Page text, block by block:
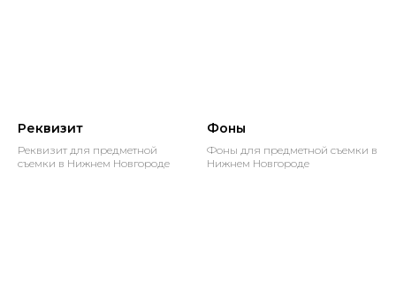
Реквизит
Реквизит для предметной
съемки в Нижнем Новгороде
Фоны
Фоны для предметной съемки в
Нижнем Новгороде